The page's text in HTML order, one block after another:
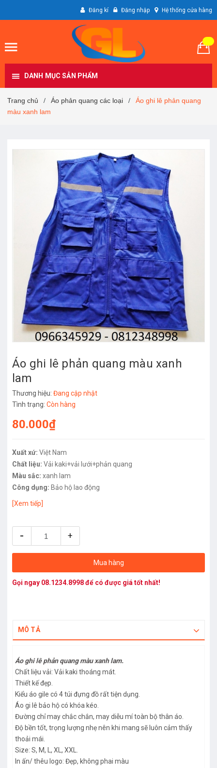
Đăng kí Đăng nhập Hệ thống cửa hàng
DANH MỤC SẢN PHẨM
Trang chủ / Áo phản quang các loại /
Áo ghi lê phản quang
màu xanh lam
Áo ghi lê phản quang màu xanh
lam
Thương hiệu: Đang cập nhật
Tình trạng: Còn hàng
80.000₫
Xuất xứ: Việt Nam
Chất liệu: Vải kaki+vải lưới+phản quang
Màu sắc: xanh lam
Công dụng: Bảo hộ lao động
[Xem tiếp]
- +
Mua hàng
Gọi ngay 08.1234.8998để có được giá tốt nhất!
MÔ TẢ
Áo ghi lê phản quang màu xanh lam.
Chất liệu vải: Vải kaki thoáng mát.
Thiết kế đẹp.
Kiểu áo gile có 4 túi đựng đồ rất tiện dụng.
Áo gi lê bảo hộ có khóa kéo.
Đường chỉ may chắc chắn, may diễu mí toàn bộ thân áo.
Độ bền tốt, trọng lượng nhẹ nên khi mang sẽ luôn cảm thấy
thoải mái.
Size: S, M, L, XL, XXL.
In ấn/ thêu logo: Đẹp, không phai màu